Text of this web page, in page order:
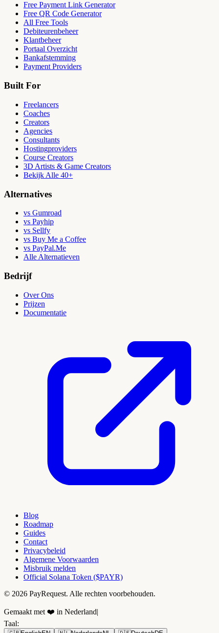
Free Payment Link Generator
Free QR Code Generator
All Free Tools
Debiteurenbeheer
Klantbeheer
Portaal Overzicht
Bankafstemming
Payment Providers
Built For
Freelancers
Coaches
Creators
Agencies
Consultants
Hostingproviders
Course Creators
3D Artists & Game Creators
Bekijk Alle 40+
Alternatives
vs Gumroad
vs Payhip
vs Sellfy
vs Buy Me a Coffee
vs PayPal.Me
Alle Alternatieven
Bedrijf
Over Ons
Prijzen
Documentatie
Blog
Roadmap
Guides
Contact
Privacybeleid
Algemene Voorwaarden
Misbruik melden
Official Solana Token ($PAYR)
© 2026 PayRequest. Alle rechten voorbehouden.
Gemaakt met ❤️ in Nederland|
Taal: